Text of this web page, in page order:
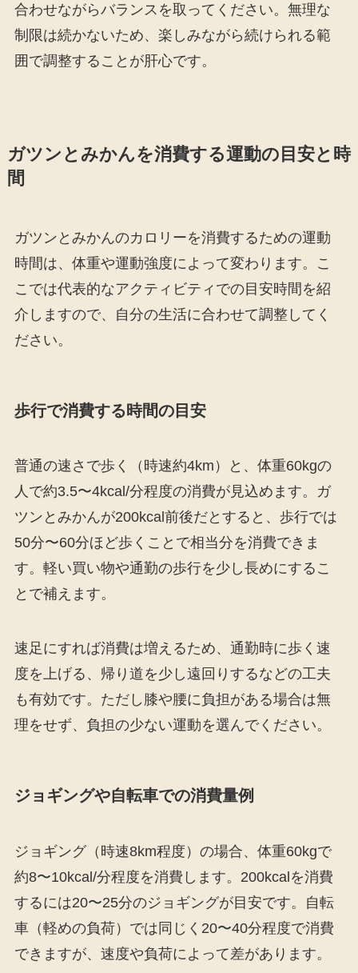
合わせながらバランスを取ってください。無理な
制限は続かないため、楽しみながら続けられる範
囲で調整することが肝心です。
ガツンとみかんを消費する運動の目安と時
間
ガツンとみかんのカロリーを消費するための運動
時間は、体重や運動強度によって変わります。こ
こでは代表的なアクティビティでの目安時間を紹
介しますので、自分の生活に合わせて調整してく
ださい。
歩行で消費する時間の目安
普通の速さで歩く（時速約4km）と、体重60kgの
人で約3.5〜4kcal/分程度の消費が見込めます。ガ
ツンとみかんが200kcal前後だとすると、歩行では
50分〜60分ほど歩くことで相当分を消費できま
す。軽い買い物や通勤の歩行を少し長めにするこ
とで補えます。
速足にすれば消費は増えるため、通勤時に歩く速
度を上げる、帰り道を少し遠回りするなどの工夫
も有効です。ただし膝や腰に負担がある場合は無
理をせず、負担の少ない運動を選んでください。
ジョギングや自転車での消費量例
ジョギング（時速8km程度）の場合、体重60kgで
約8〜10kcal/分程度を消費します。200kcalを消費
するには20〜25分のジョギングが目安です。自転
車（軽めの負荷）では同じく20〜40分程度で消費
できますが、速度や負荷によって差があります。